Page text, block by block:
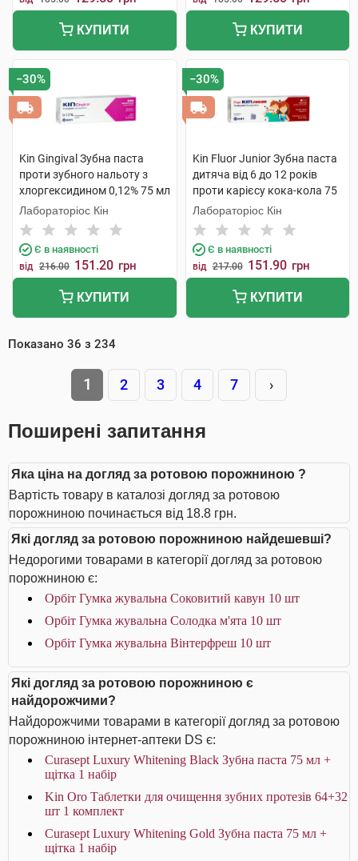
КУПИТИ КУПИТИ
−30%
Kin Gingival Зубна паста
проти зубного нальоту з
хлоргексидином 0,12% 75 мл
1 туба
Лабораторіос Кін
Є в наявності
від 216.00 151.20 грн
КУПИТИ
−30%
Kin Fluor Junior Зубна паста
дитяча від 6 до 12 років
проти карієсу кока-кола 75
мл 1 туба
Лабораторіос Кін
Є в наявності
від 217.00 151.90 грн
КУПИТИ
Показано 36 з 234
1 2 3 4 7 ›
Поширені запитання
Яка ціна на догляд за ротовою порожниною ?
Вартість товару в каталозі догляд за ротовою
порожниною починається від 18.8 грн.
Які догляд за ротовою порожниною найдешевші?
Недорогими товарами в категорії догляд за ротовою
порожниною є:
Орбіт Гумка жувальна Соковитий кавун 10 шт
Орбіт Гумка жувальна Солодка м'ята 10 шт
Орбіт Гумка жувальна Вінтерфреш 10 шт
Які догляд за ротовою порожниною є
найдорожчими?
Найдорожчими товарами в категорії догляд за ротовою
порожниною інтернет-аптеки DS є:
Curasept Luxury Whitening Black Зубна паста 75 мл +
щітка 1 набір
Kin Oro Таблетки для очищення зубних протезів 64+32
шт 1 комплект
Curasept Luxury Whitening Gold Зубна паста 75 мл +
щітка 1 набір